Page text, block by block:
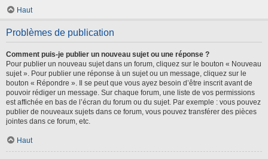
Haut
Problèmes de publication
Comment puis-je publier un nouveau sujet ou une réponse ?
Pour publier un nouveau sujet dans un forum, cliquez sur le bouton « Nouveau
sujet ». Pour publier une réponse à un sujet ou un message, cliquez sur le
bouton « Répondre ». Il se peut que vous ayez besoin d’être inscrit avant de
pouvoir rédiger un message. Sur chaque forum, une liste de vos permissions
est affichée en bas de l’écran du forum ou du sujet. Par exemple : vous pouvez
publier de nouveaux sujets dans ce forum, vous pouvez transférer des pièces
jointes dans ce forum, etc.
Haut